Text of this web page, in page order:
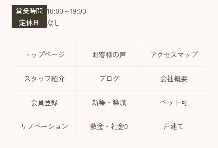
営業時間 10:00～19:00
定休日
なし
トップページ お客様の声 アクセスマップ
スタッフ紹介 ブログ 会社概要
会員登録 新築・築浅 ペット可
リノベーション 敷金・礼金0 戸建て